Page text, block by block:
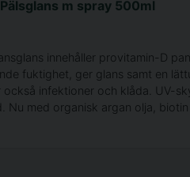
m spray 500ml
innehåller provitamin-D
fuktighet, ger glans samt en
också infektioner och klåda. UV-
Nu med organisk argan olja,